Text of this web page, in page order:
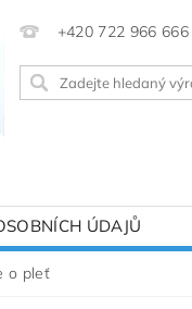
+420 722 966 666
ÚDAJŮ
o pleť